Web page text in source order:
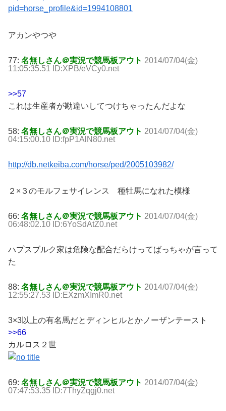
pid=horse_profile&id=1994108801
アカンやつや
77: 名無しさん＠実況で競馬板アウト 2014/07/04(金)
11:05:35.51 ID:XPB/eVCy0.net
>>57
これは生産者が勘違いしてつけちゃったんだよな
58: 名無しさん＠実況で競馬板アウト 2014/07/04(金)
04:15:00.10 ID:fpP1AlN80.net
http://db.netkeiba.com/horse/ped/2005103982/
２×３のモルフェサイレンス 種牡馬になれた模様
66: 名無しさん＠実況で競馬板アウト 2014/07/04(金)
06:48:02.10 ID:6YoSdAtZ0.net
ハプスブルク家は危険な配合だらけってばっちゃが言って
た
88: 名無しさん＠実況で競馬板アウト 2014/07/04(金)
12:55:27.53 ID:EXzmXImR0.net
3×3以上の有名馬だとディンヒルとかノーザンテースト
>>66
カルロス２世
69: 名無しさん＠実況で競馬板アウト 2014/07/04(金)
07:47:53.35 ID:7ThyZqgj0.net